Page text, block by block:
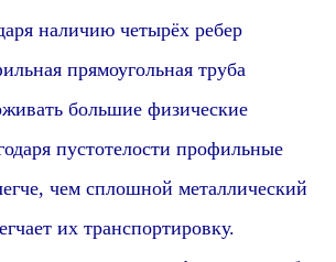
четырёх ребер
прямоугольная труба
большие физические
пустотелости профильные
чем сплошной металлический
их транспортировку.